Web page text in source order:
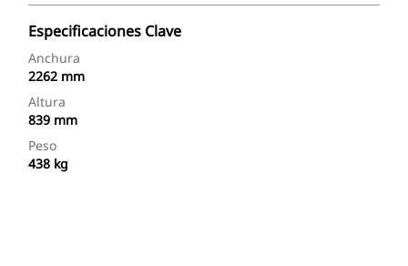
Especificaciones Clave
Anchura
2262 mm
Altura
839 mm
Peso
438 kg